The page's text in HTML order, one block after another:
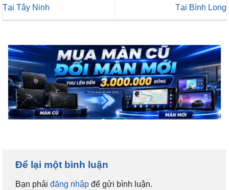
Tại Tây Ninh
Tại Bình Long
Để lại một bình luận
Bạn phải đăng nhập để gửi bình luận.